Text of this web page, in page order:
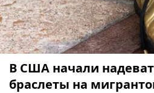
В США начали
браслеты на